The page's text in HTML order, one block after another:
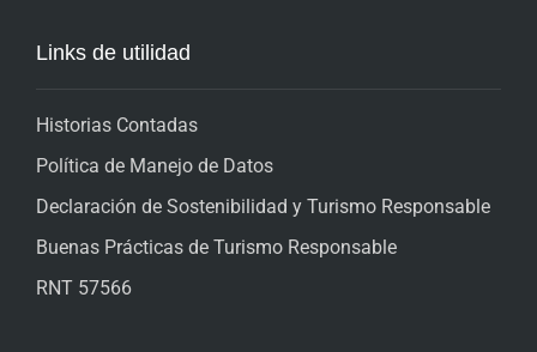
Links de utilidad
Historias Contadas
Política de Manejo de Datos
Declaración de Sostenibilidad y Turismo Responsable
Buenas Prácticas de Turismo Responsable
RNT 57566